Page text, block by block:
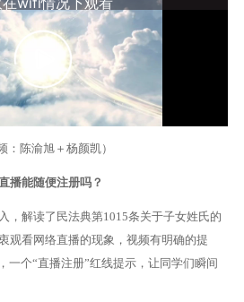
：陈渝旭＋杨颜凯）
播能随便注册吗？
，解读了民法典第1015条关于子女姓氏的
观看网络直播的现象，视频有明确的提
一个“直播注册”红线提示，让同学们瞬间